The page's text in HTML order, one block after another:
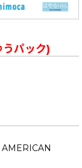
パック)
AMERICAN